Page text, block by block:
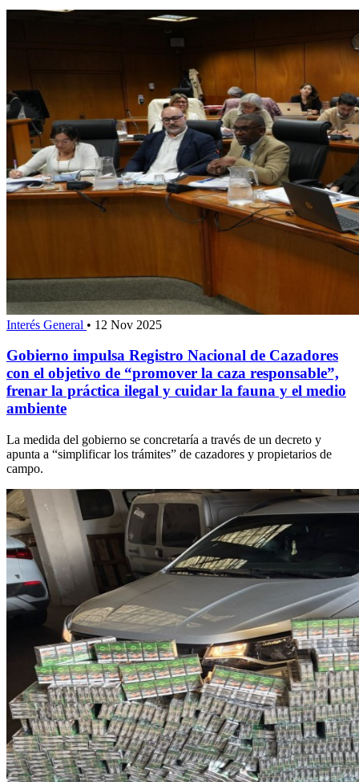
Interés General • 12 Nov 2025
Gobierno impulsa Registro Nacional de Cazadores
con el objetivo de “promover la caza responsable”,
frenar la práctica ilegal y cuidar la fauna y el medio
ambiente
La medida del gobierno se concretaría a través de un decreto y
apunta a “simplificar los trámites” de cazadores y propietarios de
campo.